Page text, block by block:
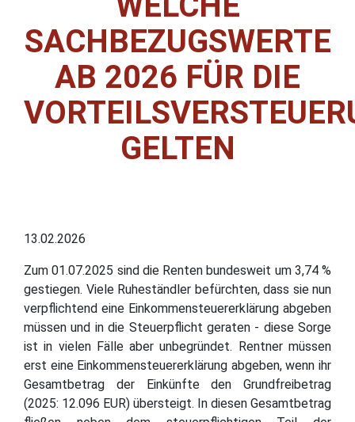
SACHBEZUGSWERTE
AB 2026 FÜR DIE
GELTEN
13.02.2026
Zum 01.07.2025 sind die Renten bundesweit um 3,74 %
gestiegen. Viele Ruheständler befürchten, dass sie nun
verpflichtend eine Einkommensteuererklärung abgeben
müssen und in die Steuerpflicht geraten - diese Sorge
ist in vielen Fälle aber unbegründet. Rentner müssen
erst eine Einkommensteuererklärung abgeben, wenn ihr
Gesamtbetrag der Einkünfte den Grundfreibetrag
(2025: 12.096 EUR) übersteigt. In diesen Gesamtbetrag